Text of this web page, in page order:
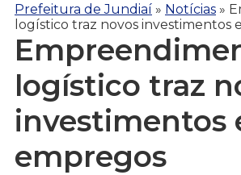
Prefeitura de Jundiaí » Notícias »
logístico traz novos investimentos
logístico traz
investimentos
empregos